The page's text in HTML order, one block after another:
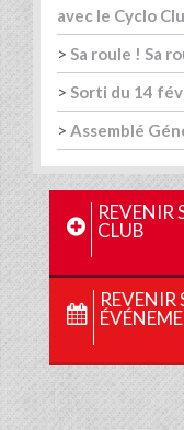
avec le Cyclo
> Sa roule ! Sa
> Sorti du 14
> Assemblé
REVENIR
CLUB
REVENIR